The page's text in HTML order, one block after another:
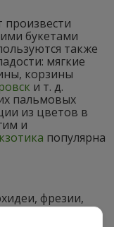
произвести
букетами
также
мягкие
корзины
и т. д.
пальмовых
из цветов в
и
популярна
, фрезии,
живые
современным